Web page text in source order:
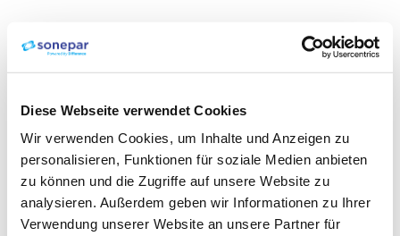
Diese Webseite verwendet Cookies
Wir verwenden Cookies, um Inhalte und Anzeigen zu
personalisieren, Funktionen für soziale Medien anbieten
zu können und die Zugriffe auf unsere Website zu
analysieren. Außerdem geben wir Informationen zu Ihrer
Verwendung unserer Website an unsere Partner für